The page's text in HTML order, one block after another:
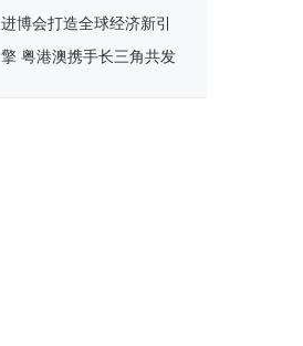
进博会打造全球经济新引
擎 粤港澳携手长三角共发